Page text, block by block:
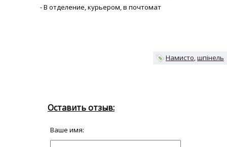
- В отделение, курьером, в почтомат
Намисто шпінель